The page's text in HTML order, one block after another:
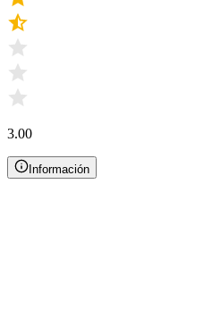
3.00
Información